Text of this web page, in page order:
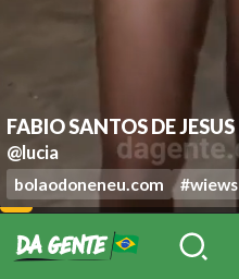
FABIO SANTOS DE JESUS
@lucia
bolaodoneneu.com #wiews